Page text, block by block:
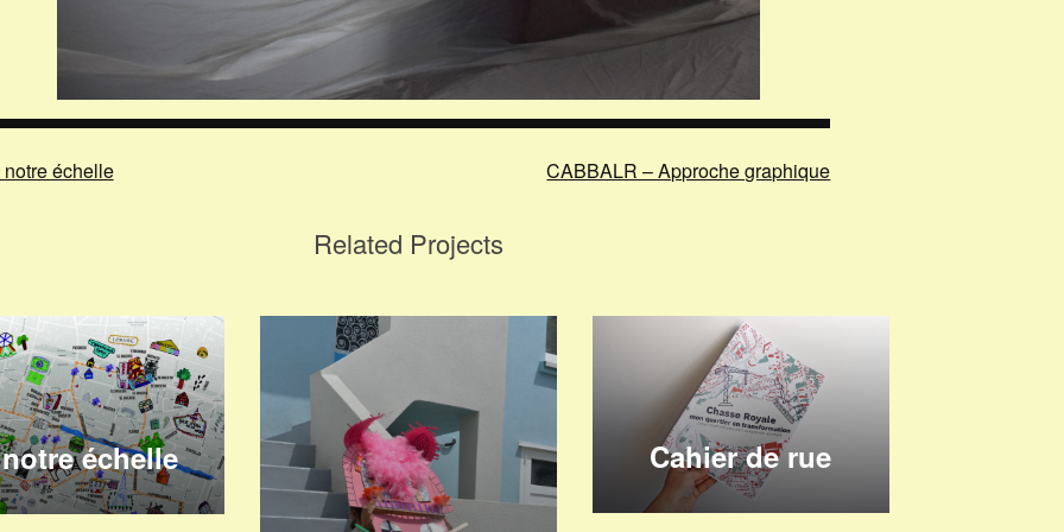
échelle CABBALR – Approche graphique
Related Projects
échelle Cahier de rue